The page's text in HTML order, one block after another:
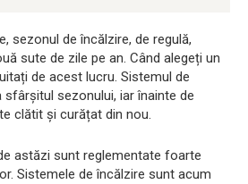
sezonul de încălzire, de regulă,
sute de zile pe an. Când alegeți un
de acest lucru. Sistemul de
sezonului, iar înainte de
clătit și curățat din nou.
astăzi sunt reglementate foarte
Sistemele de încălzire sunt acum